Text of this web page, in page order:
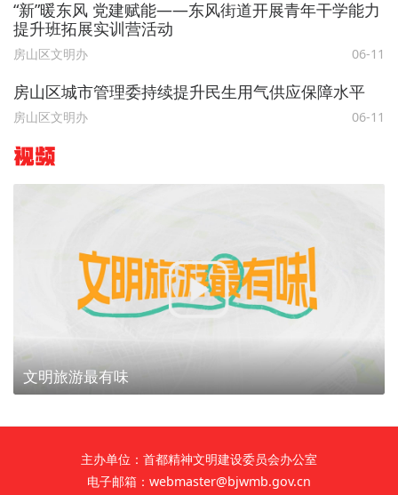
“新”暖东风 党建赋能——东风街道开展青年干学能力
提升班拓展实训营活动
房山区文明办 06-11
房山区城市管理委持续提升民生用气供应保障水平
房山区文明办 06-11
视频
文明旅游最有味
主办单位：首都精神文明建设委员会办公室
电子邮箱：webmaster@bjwmb.gov.cn